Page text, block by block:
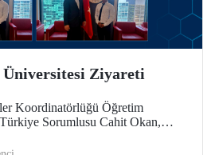
Üniversitesi Ziyareti
Koordinatörlüğü Öğretim
Sorumlusu Cahit Okan,
dünyanın önde gelen